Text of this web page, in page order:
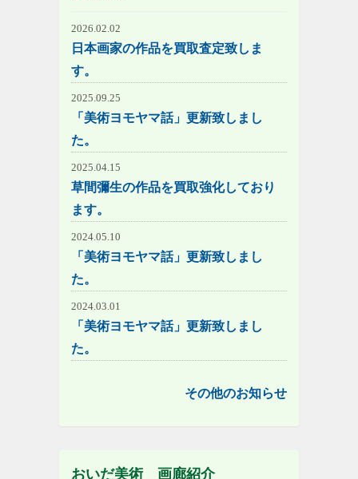
2026.02.02
日本画家の作品を買取査定致しま
す。
2025.09.25
「美術ヨモヤマ話」更新致しまし
た。
2025.04.15
草間彌生の作品を買取強化しており
ます。
2024.05.10
「美術ヨモヤマ話」更新致しまし
た。
2024.03.01
「美術ヨモヤマ話」更新致しまし
た。
その他のお知らせ
おいだ美術 画廊紹介